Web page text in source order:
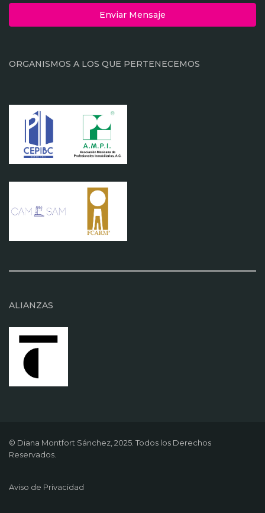
Enviar Mensaje
ORGANISMOS A LOS QUE PERTENECEMOS
ALIANZAS
© Diana Montfort Sánchez, 2025. Todos los Derechos
Reservados.
Aviso de Privacidad